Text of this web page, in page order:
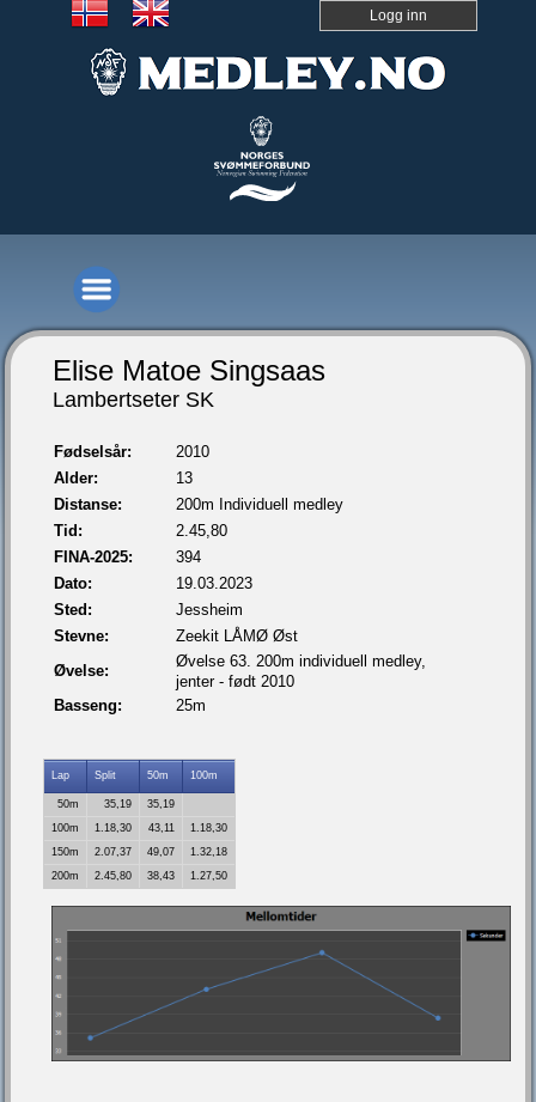
Logg inn
Elise Matoe Singsaas
Lambertseter SK
Fødselsår:
2010
Alder:
13
Distanse:
200m Individuell medley
Tid:
2.45,80
FINA-2025:
394
Dato:
19.03.2023
Sted:
Jessheim
Stevne:
Zeekit LÅMØ Øst
Øvelse:
Øvelse 63. 200m individuell medley,
jenter - født 2010
Basseng:
25m
Lap Split 50m 100m
50m 35,19
35,19
100m
1.18,30 43,11
1.18,30
150m
2.07,37 49,07
1.32,18
200m
2.45,80 38,43 1.27,50